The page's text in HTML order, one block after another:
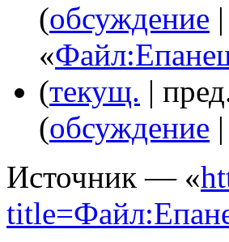
(обсуждение |
«
(текущ. |
(обсуждение |
Источник — «